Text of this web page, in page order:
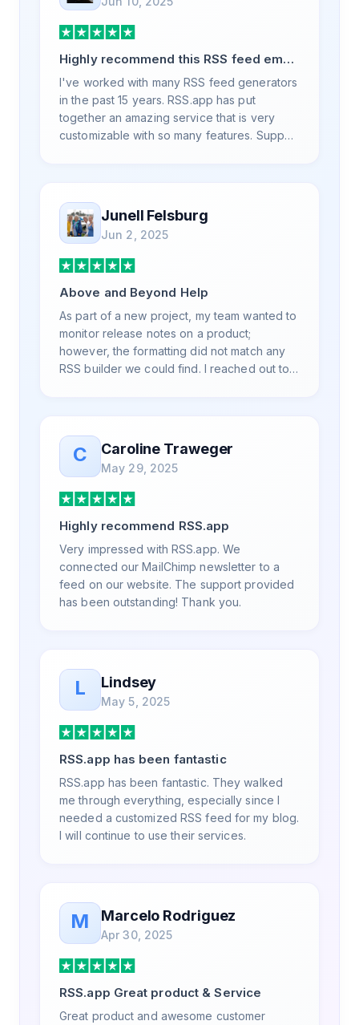
Highly recommend this RSS feed email
/ widget generator service.
I've worked with many RSS feed generators
in the past 15 years. RSS.app has put
together an amazing service that is very
customizable with so many features. Support
your RSS feed needs. Our trucking news
hub website couldn't work without it. Thank
you.
Junell Felsburg
Jun 2, 2025
Above and Beyond Help
As part of a new project, my team wanted to
monitor release notes on a product;
however, the formatting did not match any
RSS builder we could find. I reached out to
was knowledgeable, kind, and clearly
wanted to understand the issue. It has been
a few weeks, but after many revisions and
direct support, all of my release notes are in
a way that my users understand and find
value in. Honestly, it has been an
exceptional experience, and I will be
pushing everyone I know to RSS.app for
their RSS needs.
C Caroline Traweger
May 29, 2025
Highly recommend RSS.app
Very impressed with RSS.app. We
connected our MailChimp newsletter to a
feed on our website. The support provided
has been outstanding! Thank you.
L Lindsey
May 5, 2025
RSS.app has been fantastic
RSS.app has been fantastic. They walked
me through everything, especially since I
needed a customized RSS feed for my blog.
I will continue to use their services.
M Marcelo Rodriguez
Apr 30, 2025
RSS.app Great product & Service
Great product and awesome customer